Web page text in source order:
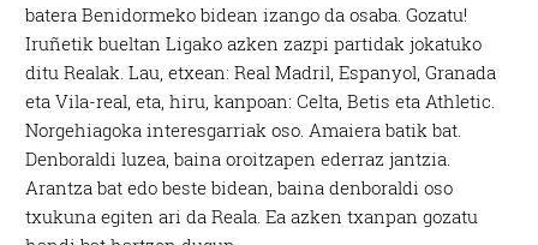
batera Benidormeko bidean izango da osaba. Gozatu!
Iruñetik bueltan Ligako azken zazpi partidak jokatuko
ditu Realak. Lau, etxean: Real Madril, Espanyol, Granada
eta Vila-real, eta, hiru, kanpoan: Celta, Betis eta Athletic.
Norgehiagoka interesgarriak oso. Amaiera batik bat.
Denboraldi luzea, baina oroitzapen ederraz jantzia.
Arantza bat edo beste bidean, baina denboraldi oso
txukuna egiten ari da Reala. Ea azken txanpan gozatu